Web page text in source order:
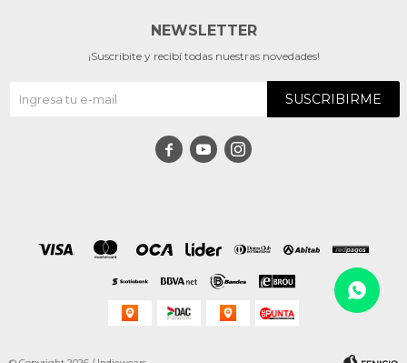
NEWSLETTER
¡Suscribite y recibí todas nuestras novedades!
SUSCRIBIRME
  